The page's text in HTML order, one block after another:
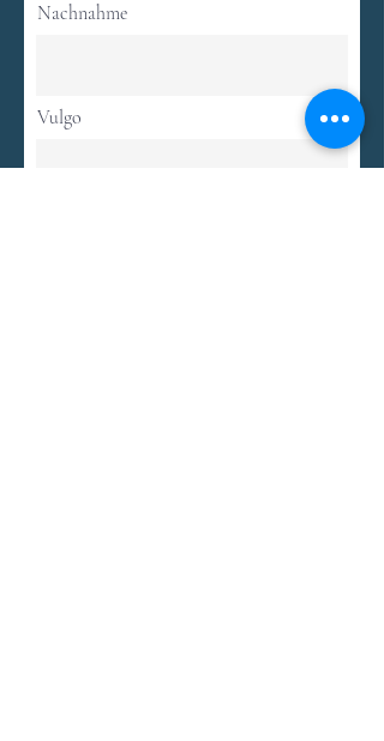
Nachnahme
Vulgo